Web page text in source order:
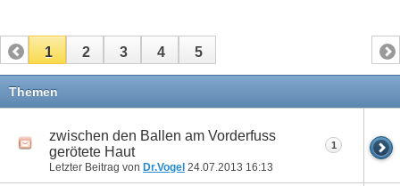
1 2 3 4 5
Themen
zwischen den Ballen am Vorderfuss
gerötete Haut
Letzter Beitrag von Dr.Vogel 24.07.2013 16:13
1